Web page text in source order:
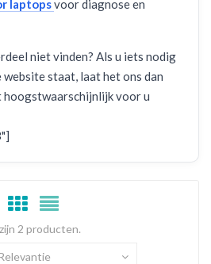
laptopsvoor diagnose en
niet vinden? Als u iets nodig
staat, laat het ons dan
hoogstwaarschijnlijk voor u
2 producten.